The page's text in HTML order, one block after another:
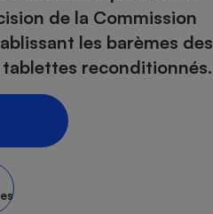
de la Commission
les barèmes des
reconditionnés.
Mutuelle
Comparateur auto
Comparatif robot cuiseur
Comparatif centrale
Gros électroménager
Petit électroménager -
Image et son
Informatique
Téléphonie
Produit d'entretien
Sécurité domestique
- Testez le débit de votre
Internet